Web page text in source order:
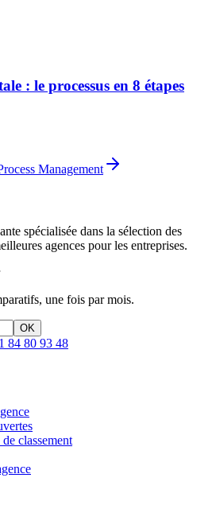
: le processus en 8 étapes
Management
spécialisée dans la sélection des
agences pour les entreprises.
une fois par mois.
OK
84 80 93 48
classement